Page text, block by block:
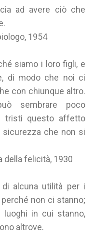
ad avere ciò che
1954
siamo i loro figli, e
di modo che noi ci
con chiunque altro.
sembrare poco
tristi questo affetto
che non si
della felicità, 1930
alcuna utilità per i
non ci stanno;
in cui stanno,
altrove.